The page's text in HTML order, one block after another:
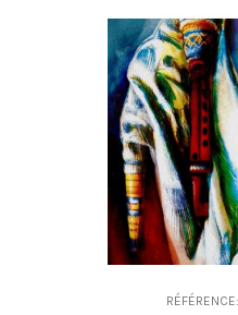
RÉFÉRENCE: